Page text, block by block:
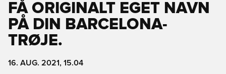
FÅ ORIGINALT EGET NAVN
PÅ DIN BARCELONA-
TRØJE.
16. AUG. 2021, 15.04